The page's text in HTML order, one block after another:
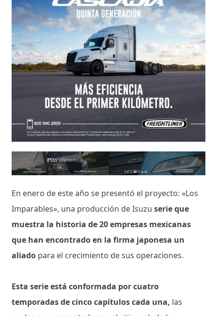
En enero de este año se presentó el proyecto: «Los
Imparables», una producción de Isuzu serie que
muestra la historia de 20 empresas mexicanas
que han encontrado en la firma japonesa un
aliado para el crecimiento de sus operaciones.
Esta serie está conformada por cuatro
temporadas de cinco capítulos cada una, las